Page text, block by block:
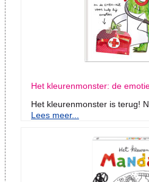
Het kleurenmonster: de
Het kleurenmonster is terug!
Lees meer...